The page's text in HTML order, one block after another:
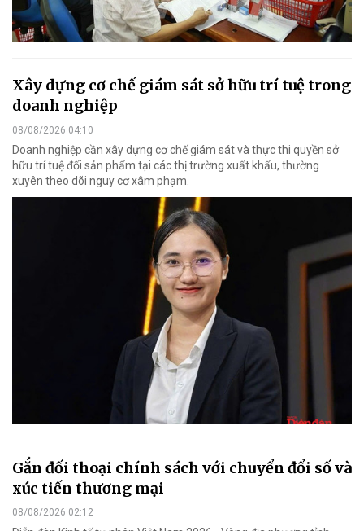
Xây dựng cơ chế giám sát sở hữu trí tuệ trong
doanh nghiệp
08/08/2026 04:10
Doanh nghiệp cần xây dựng cơ chế giám sát và thực thi quyền sở
hữu trí tuệ đối sản phẩm tại các thị trường xuất khẩu, thường
xuyên theo dõi nguy cơ xâm phạm.
Gắn đối thoại chính sách với chuyển đổi số và
xúc tiến thương mại
08/08/2026 02:12